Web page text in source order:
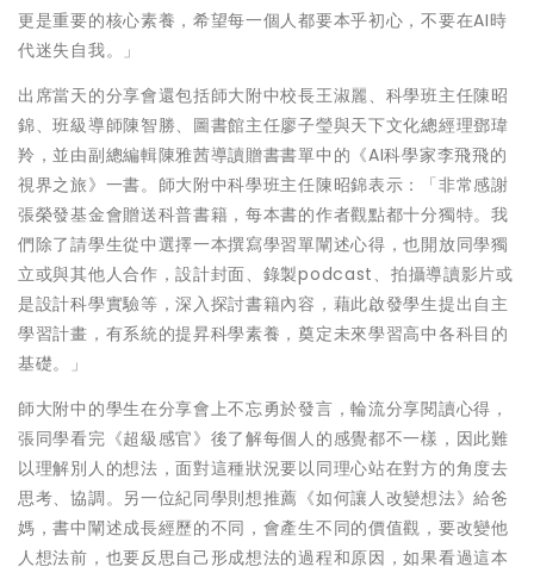
更是重要的核心素養，希望每一個人都要本乎初心，不要在AI時
代迷失自我。」
出席當天的分享會還包括師大附中校長王淑麗、科學班主任陳昭
錦、班級導師陳智勝、圖書館主任廖子瑩與天下文化總經理鄧瑋
羚，並由副總編輯陳雅茜導讀贈書書單中的《AI科學家李飛飛的
視界之旅》一書。師大附中科學班主任陳昭錦表示：「非常感謝
張榮發基金會贈送科普書籍，每本書的作者觀點都十分獨特。我
們除了請學生從中選擇一本撰寫學習單闡述心得，也開放同學獨
立或與其他人合作，設計封面、錄製podcast、拍攝導讀影片或
是設計科學實驗等，深入探討書籍內容，藉此啟發學生提出自主
學習計畫，有系統的提昇科學素養，奠定未來學習高中各科目的
基礎。」
師大附中的學生在分享會上不忘勇於發言，輪流分享閱讀心得，
張同學看完《超級感官》後了解每個人的感覺都不一樣，因此難
以理解別人的想法，面對這種狀況要以同理心站在對方的角度去
思考、協調。另一位紀同學則想推薦《如何讓人改變想法》給爸
媽，書中闡述成長經歷的不同，會產生不同的價值觀，要改變他
人想法前，也要反思自己形成想法的過程和原因，如果看過這本